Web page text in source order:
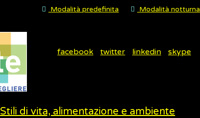
Modalità predefinita Modalità notturna
facebook twitter linkedin skype
Stili di vita, alimentazione e ambiente